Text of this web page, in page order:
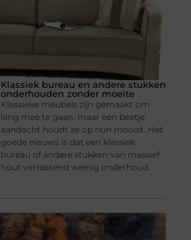
Klassiek bureau en andere stukken
onderhouden zonder moeite
Klassieke meubels zijn gemaakt om
lang mee te gaan, maar een beetje
aandacht houdt ze op hun mooist. Het
goede nieuws is dat een klassiek
bureau of andere stukken van massief
hout verrassend weinig onderhoud